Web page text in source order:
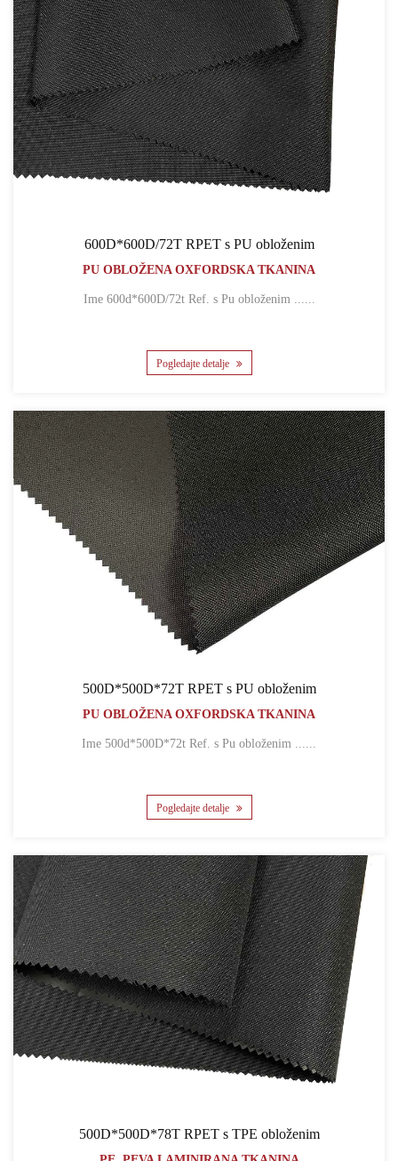
600D*600D/72T RPET s PU obloženim
PU OBLOŽENA OXFORDSKA TKANINA
Pogledajte detalje
500D*500D*72T RPET s PU obloženim
PU OBLOŽENA OXFORDSKA TKANINA
Ime 500d*500D*72t Ref. s Pu obloženim ......
Pogledajte detalje
500D*500D*78T RPET s TPE obloženim